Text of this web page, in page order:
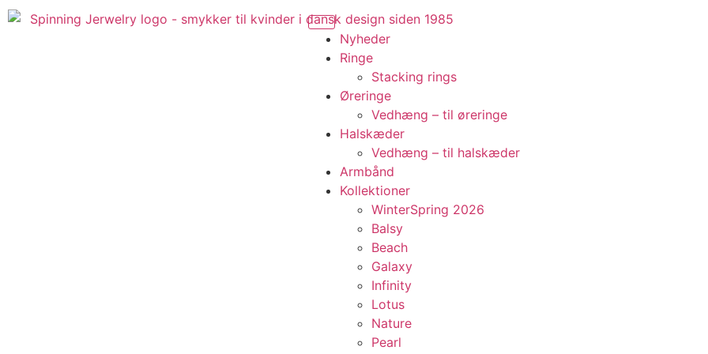
Nyheder
Ringe
Stacking rings
Øreringe
Vedhæng – til øreringe
Halskæder
Vedhæng – til halskæder
Armbånd
Kollektioner
WinterSpring 2026
Balsy
Beach
Galaxy
Infinity
Lotus
Nature
Pearl